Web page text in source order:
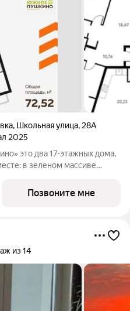
, Школьная улица, 28А
2025
дома,
в зеленом массиве
Позвоните мне
из 14